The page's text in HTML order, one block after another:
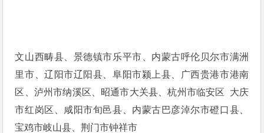
文山西畴县、景德镇市乐平市、内蒙古呼伦贝尔市满洲
里市、辽阳市辽阳县、阜阳市颍上县、广西贵港市港南
区、泸州市纳溪区、昭通市大关县、杭州市临安区 大庆
市红岗区、咸阳市旬邑县、内蒙古巴彦淖尔市磴口县、
宝鸡市岐山县、荆门市钟祥市